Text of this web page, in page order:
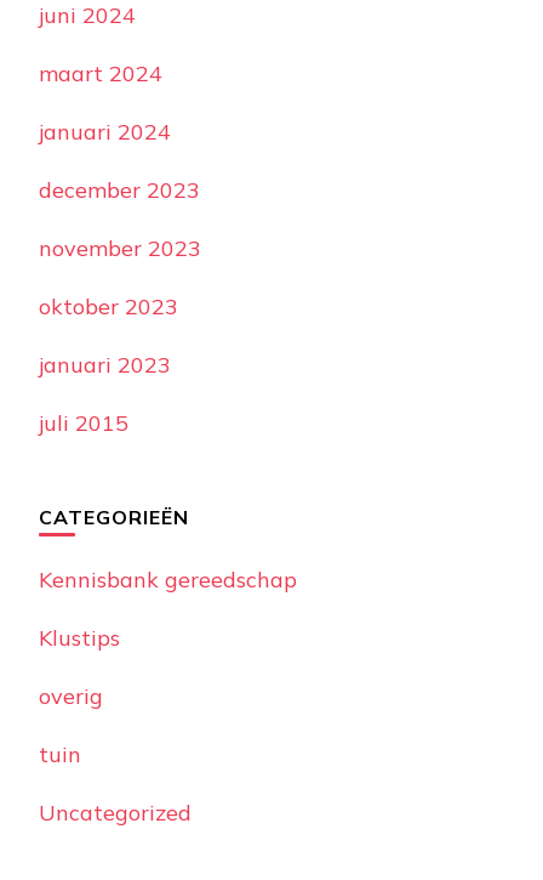
juni 2024
maart 2024
januari 2024
december 2023
november 2023
oktober 2023
januari 2023
juli 2015
CATEGORIEËN
Kennisbank gereedschap
Klustips
overig
tuin
Uncategorized